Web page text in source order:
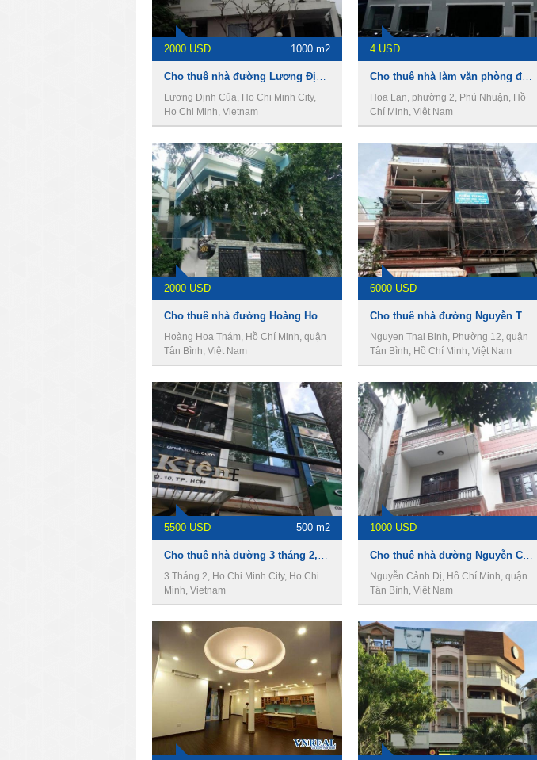
2000 USD 1000 m2
Cho thuê nhà đường Lương Định Của, Quận 2, giá 2000 USD
Lương Định Của, Ho Chi Minh City,
Ho Chi Minh, Vietnam
4 USD
Cho thuê nhà làm văn phòng đường Hoa Lan , Phường 2, Quận Phú Nhuận
Hoa Lan, phường 2, Phú Nhuận, Hồ
Chí Minh, Việt Nam
2000 USD
Cho thuê nhà đường Hoàng Hoa Thám, phường 12, Quận Tân Bình
Hoàng Hoa Thám, Hồ Chí Minh, quận
Tân Bình, Việt Nam
6000 USD
Cho thuê nhà đường Nguyễn Thái Bình, phường 12, Quận Tân Bình
Nguyen Thai Binh, Phường 12, quận
Tân Bình, Hồ Chí Minh, Việt Nam
5500 USD 500 m2
Cho thuê nhà đường 3 tháng 2, quận 10
3 Tháng 2, Ho Chi Minh City, Ho Chi
Minh, Vietnam
1000 USD
Cho thuê nhà đường Nguyễn Cảnh Dị , phường 4, Quận Tân Bình
Nguyễn Cảnh Dị, Hồ Chí Minh, quận
Tân Bình, Việt Nam